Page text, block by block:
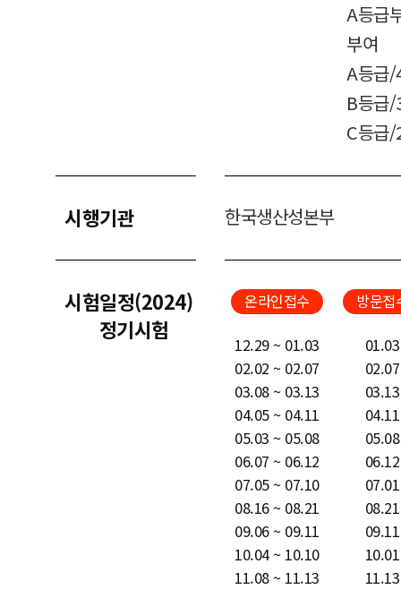
A등급
부여
A등급/
B등급
C등급
시행기관 한국생산성본부
시험일정(2024)
정기시험
온라인접수 방문접
12.29 ~ 01.03
01.03
02.02 ~ 02.07
02.07
03.08 ~ 03.13
03.13
04.05 ~ 04.11
04.11
05.03 ~ 05.08
05.08
06.07 ~ 06.12
06.12
07.05 ~ 07.10
07.01
08.16 ~ 08.21
08.21
09.06 ~ 09.11
09.11
10.04 ~ 10.10
10.01
11.08 ~ 11.13
11.13